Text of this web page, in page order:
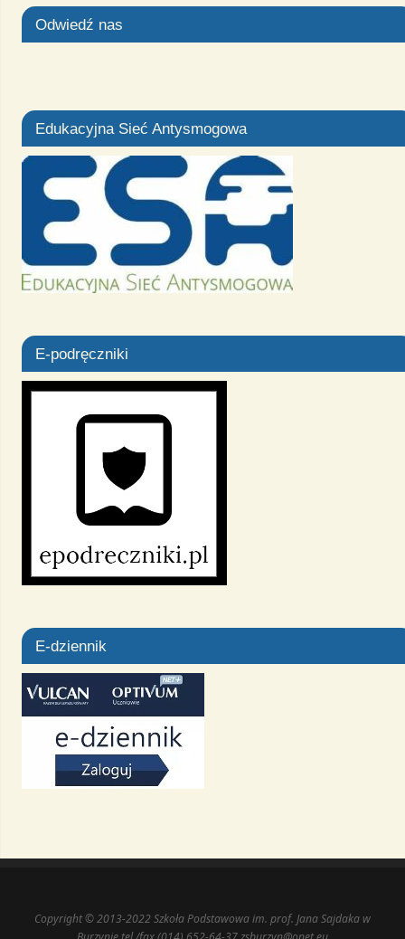
Odwiedź nas
Edukacyjna Sieć Antysmogowa
E-podręczniki
E-dziennik
Copyright © 2013-2022 Szkoła Podstawowa im. prof. Jana Sajdaka w